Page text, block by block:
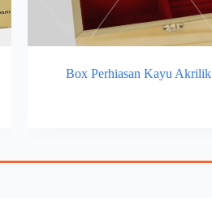
Box Perhiasan Kayu Akrilik